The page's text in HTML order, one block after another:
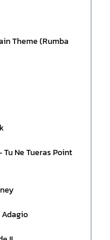
Theme (Rumba
Tu Ne Tueras Point
Adagio